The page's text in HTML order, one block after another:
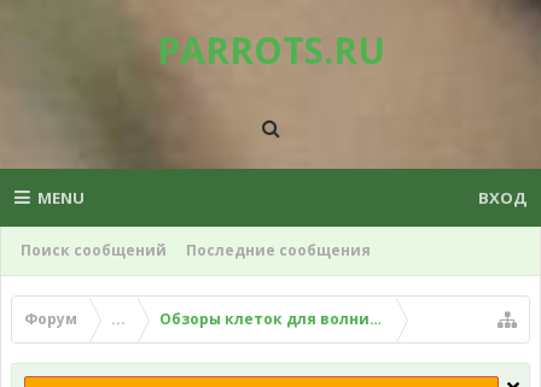
PARROTS.RU
MENU
Поиск сообщений Последние сообщения
ВХОД
Форум ... Обзоры клеток для волнистого попугая